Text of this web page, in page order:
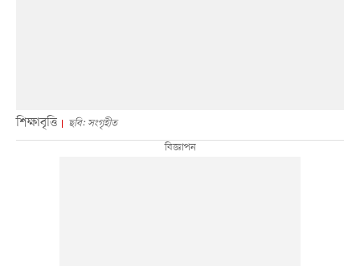
শিক্ষাবৃত্তি ছবি: সংগৃহীত